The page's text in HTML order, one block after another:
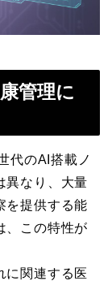
管理に
代のAI搭載ノ
異なり、大量
を提供する能
、この特性が
に関連する医